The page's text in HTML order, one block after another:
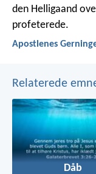
den Helligaand
profeterede.
Apostlenes
Relaterede
Dåb